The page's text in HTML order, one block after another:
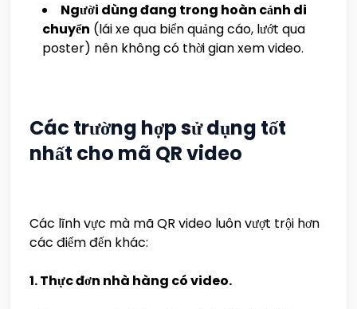
Người dùng đang trong hoàn cảnh di
chuyển (lái xe qua biển quảng cáo, lướt qua
poster) nên không có thời gian xem video.
Các trường hợp sử dụng tốt
nhất cho mã QR video
Các lĩnh vực mà mã QR video luôn vượt trội hơn
các điểm đến khác:
1. Thực đơn nhà hàng có video.